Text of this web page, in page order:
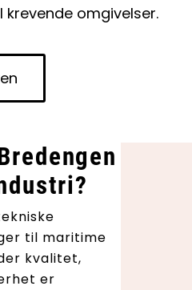
krevende omgivelser.
til maritime
kvalitet,
er